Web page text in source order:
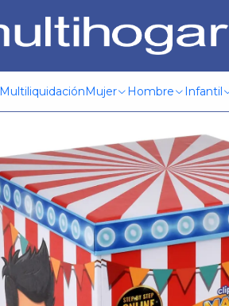
MultiliquidaciónMujer Hombre Infantil
Jugueteria Magia